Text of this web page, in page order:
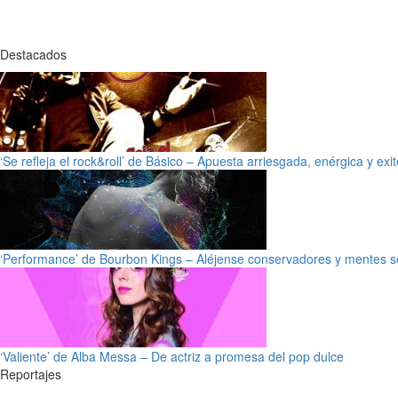
Destacados
‘Se refleja el rock&roll’ de Básico – Apuesta arriesgada, enérgica y
‘Performance’ de Bourbon Kings – Aléjense conservadores y mentes
‘Valiente’ de Alba Messa – De actriz a promesa del pop dulce
Reportajes